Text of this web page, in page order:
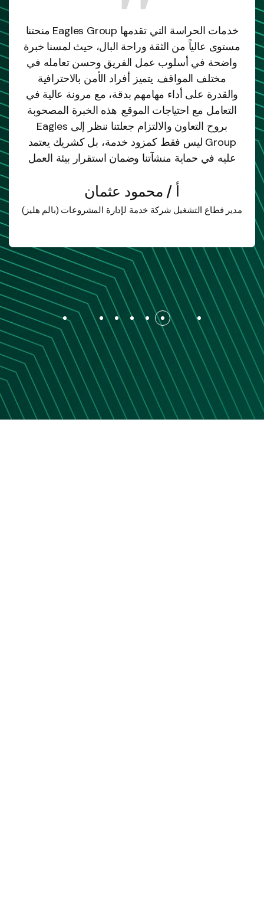
خدمات الحراسة التي تقدمها Eagles Group منحتنا
مستوى عالياً من الثقة وراحة البال، حيث لمسنا خبرة
واضحة في أسلوب عمل الفريق وحسن تعامله في
مختلف المواقف. يتميز أفراد الأمن بالاحترافية
والقدرة على أداء مهامهم بدقة، مع مرونة عالية في
التعامل مع احتياجات الموقع. هذه الخبرة المصحوبة
بروح التعاون والالتزام جعلتنا ننظر إلى Eagles
Group ليس فقط كمزود خدمة، بل كشريك يعتمد
عليه في حماية منشآتنا وضمان استقرار بيئة العمل
أ / محمود عثمان
مدير قطاع التشغيل شركة خدمة لإدارة المشروعات (بالم هليز)